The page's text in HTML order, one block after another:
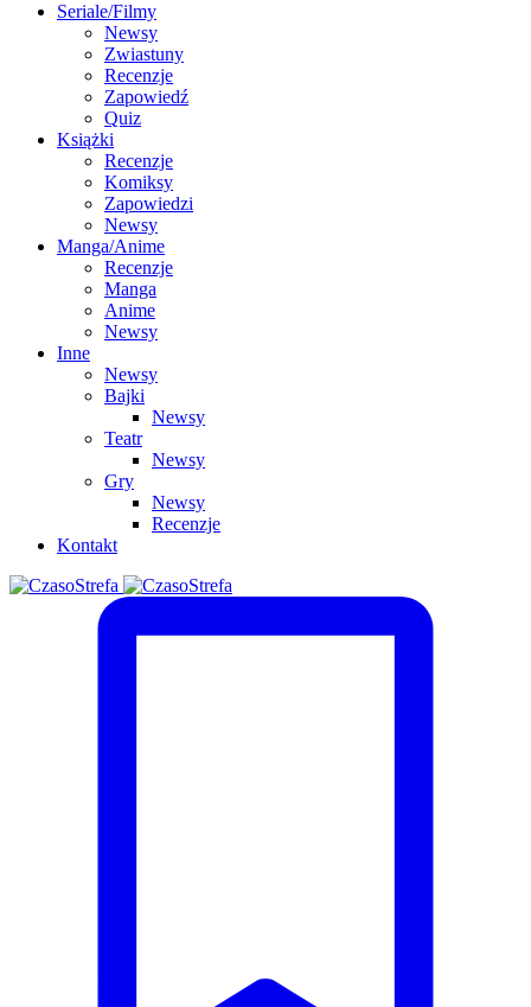
Seriale/Filmy
Newsy
Zwiastuny
Recenzje
Zapowiedź
Quiz
Książki
Recenzje
Komiksy
Zapowiedzi
Newsy
Manga/Anime
Recenzje
Manga
Anime
Newsy
Inne
Newsy
Bajki
Newsy
Teatr
Newsy
Gry
Newsy
Recenzje
Kontakt